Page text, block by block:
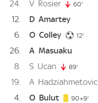
24 V Rosier 60'
12 D Amartey
6
O Colley 12'
26 A Masuaku
8
S Ucan 89'
19 A Hadziahmetovic
4 O Bulut 90+9'